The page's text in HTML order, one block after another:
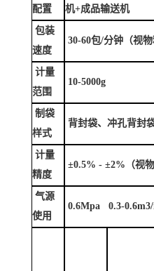
配置
机+成品输送机
包装
速度
30-60包/分钟（视
计量
范围
10-5000g
制袋
样式
背封袋、冲孔背封
计量
精度
±0.5% - ±2%（视
气源
使用
0.6Mpa 0.3-